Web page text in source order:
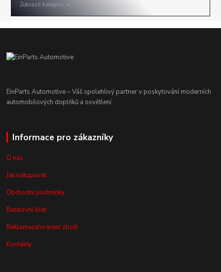
Zobrazit kategorii
EinParts Automotive – Váš spolehlivý partner v poskytování moderních
automobilových doplňků a osvětlení.
Informace pro zákazníky
O nás
Jak nakupovat
Obchodní podmínky
Bankovní účet
Reklamace/vrácení zboží
Kontakty